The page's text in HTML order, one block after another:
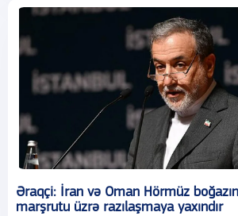
Əraqçi: İran və Oman Hörmüz
marşrutu üzrə razılaşmaya yaxındır